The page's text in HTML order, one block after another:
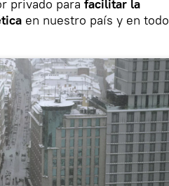
privado para facilitar la
en nuestro país y en todo